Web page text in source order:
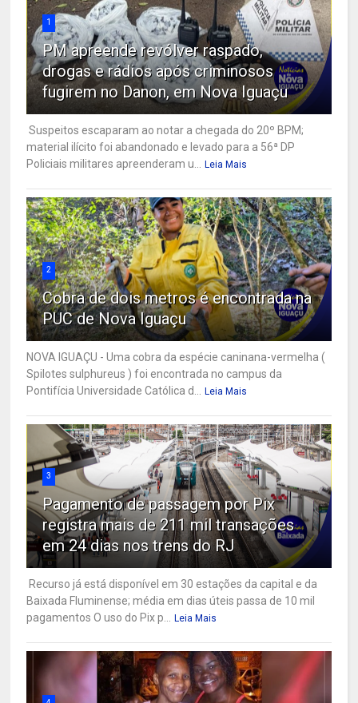
1
PM apreende revólver raspado,
drogas e rádios após criminosos
fugirem no Danon, em Nova Iguaçu
Suspeitos escaparam ao notar a chegada do 20º BPM;
material ilícito foi abandonado e levado para a 56ª DP
Policiais militares apreenderam u...
Leia Mais
2
Cobra de dois metros é encontrada na
PUC de Nova Iguaçu
NOVA IGUAÇU - Uma cobra da espécie caninana-vermelha (
Spilotes sulphureus ) foi encontrada no campus da
Pontifícia Universidade Católica d...
Leia Mais
3
Pagamento de passagem por Pix
registra mais de 211 mil transações
em 24 dias nos trens do RJ
Recurso já está disponível em 30 estações da capital e da
Baixada Fluminense; média em dias úteis passa de 10 mil
pagamentos O uso do Pix p...
Leia Mais